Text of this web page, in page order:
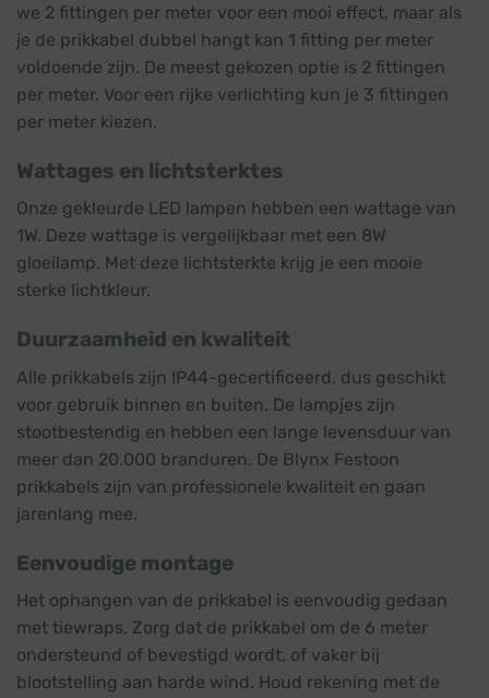
we 2 fittingen per meter voor een mooi effect, maar als
je de prikkabel dubbel hangt kan 1 fitting per meter
voldoende zijn. De meest gekozen optie is 2 fittingen
per meter. Voor een rijke verlichting kun je 3 fittingen
per meter kiezen.
Wattages en lichtsterktes
Onze gekleurde LED lampen hebben een wattage van
1W. Deze wattage is vergelijkbaar met een 8W
gloeilamp. Met deze lichtsterkte krijg je een mooie
sterke lichtkleur.
Duurzaamheid en kwaliteit
Alle prikkabels zijn IP44-gecertificeerd, dus geschikt
voor gebruik binnen en buiten. De lampjes zijn
stootbestendig en hebben een lange levensduur van
meer dan 20.000 branduren. De Blynx Festoon
prikkabels zijn van professionele kwaliteit en gaan
jarenlang mee.
Eenvoudige montage
Het ophangen van de prikkabel is eenvoudig gedaan
met tiewraps. Zorg dat de prikkabel om de 6 meter
ondersteund of bevestigd wordt, of vaker bij
blootstelling aan harde wind. Houd rekening met de